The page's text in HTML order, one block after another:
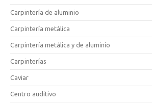
Carpintería de aluminio
Carpintería metálica
Carpintería metálica y de aluminio
Carpinterías
Caviar
Centro auditivo